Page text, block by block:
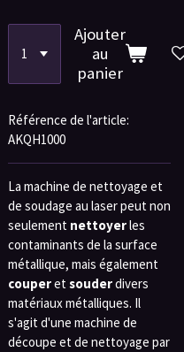
Ajouter
au
panier
Référence de l'article:
AKQH1000
La machine de nettoyage et
de soudage au laser peut non
seulement nettoyerles
contaminants de la surface
métallique, mais également
couperetsouderdivers
matériaux métalliques. Il
s'agit d'une machine de
découpe et de nettoyage par